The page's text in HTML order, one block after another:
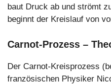
baut Druck ab und strömt
beginnt der Kreislauf von
Carnot-Prozess –
Der Carnot-Kreisprozess
französischen Physiker